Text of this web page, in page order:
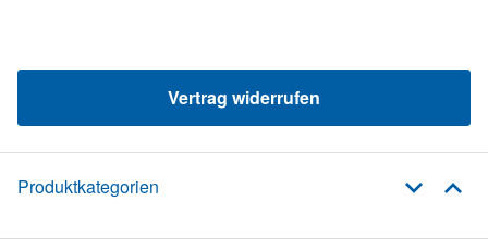
Vertrag widerrufen
Produktkategorien